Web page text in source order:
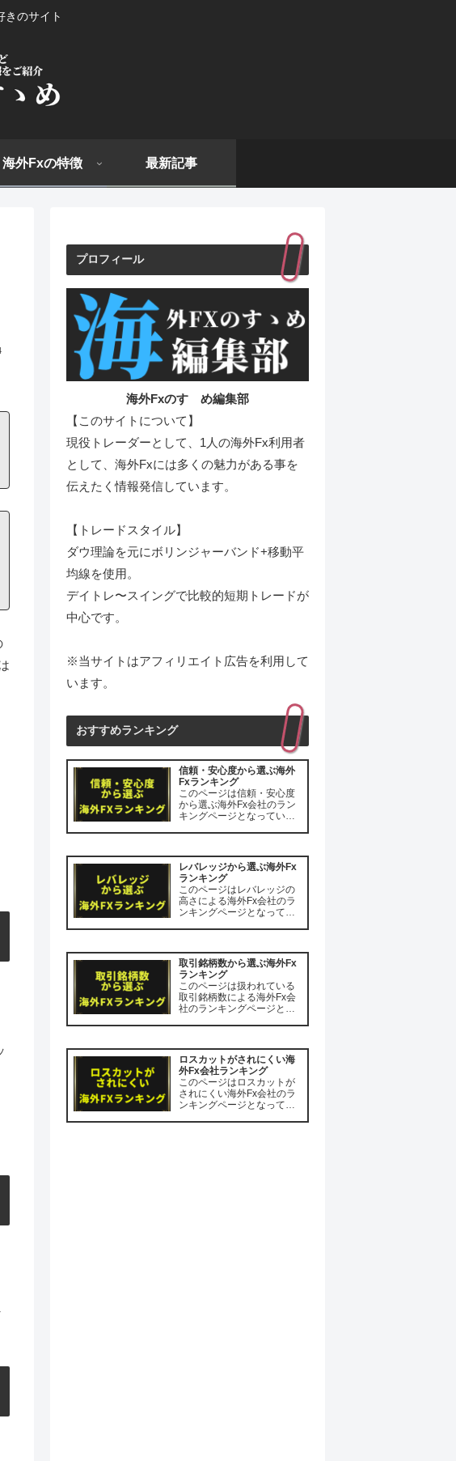
きのサイト
海外Fxの特徴 最新記事
プロフィール
海外Fxのすゝめ編集部
【このサイトについて】
現役トレーダーとして、1人の海外Fx利用者
として、海外Fxには多くの魅力がある事を
伝えたく情報発信しています。
【トレードスタイル】
ダウ理論を元にボリンジャーバンド+移動平
均線を使用。
デイトレ〜スイングで比較的短期トレードが
中心です。
※当サイトはアフィリエイト広告を利用して
います。
おすすめランキング
信頼・安心度から選ぶ海外
Fxランキング
このページは信頼・安心度
から選ぶ海外Fx会社のラン
キングページとなっていま
すので、内容に一部相違が
ある場合がございますがそ
の点はご了承願います。 は
じめに ...
レバレッジから選ぶ海外Fx
ランキング
このページはレバレッジの
高さによる海外Fx会社のラ
ンキングページとなってい
ていますので、内容に一部
相違がある場合がございま
すがその点はご了承願いま
す。 はじ...
取引銘柄数から選ぶ海外Fx
ランキング
このページは扱われている
取引銘柄数による海外Fx会
社のランキングページとな
れていますので、内容に一
部相違がある場合がござい
ますがその点はご了承願い
ます。 は...
ロスカットがされにくい海
外Fx会社ランキング
このページはロスカットが
されにくい海外Fx会社のラ
ンキングページとなってい